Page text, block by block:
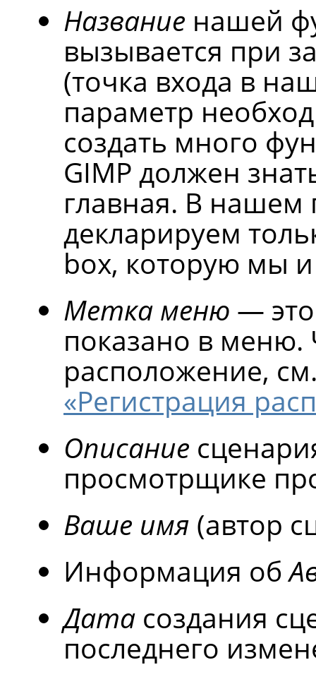
Название нашей
вызывается при
(точка входа в
параметр
создать много
GIMP должен
главная. В
декларируем
box, которую мы
Метка меню —
показано в меню.
расположение,
«Регистрация
Описание
просмотрщике
Ваше имя (автор
Информация об
Дата создания
последнего